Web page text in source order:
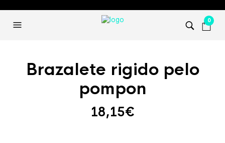
0
Brazalete rigido pelo
pompon
18,15€